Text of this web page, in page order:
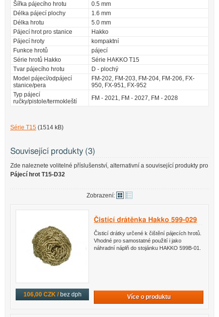
Šířka pájecího hrotu
0.5 mm
Délka pájecí plochy
1.6 mm
Délka hrotu
5.0 mm
Pájecí hrot pro stanice
Hakko
Pájecí hroty
kompaktní
Funkce hrotů
pájecí
Série hrotů Hakko
Série HAKKO T15
Tvar pájecího hrotu
D - plochý
Model pájecí/odpájecí
stanice/pera
FM-202, FM-203, FM-204, FM-206, FX-
950, FX-951, FX-952
Typ pájecí
ručky/pistole/termokleští
FM - 2021, FM - 2027, FM - 2028
Série T15 (1514 kB)
Související produkty (3)
Zde naleznete volitelné příslušenství, alternativní a související produkty pro
Pájecí hrot T15-D32
Zobrazení:
106,00 CZK /bez dph
Čistící drátěnka Hakko 599-029
Čisticí drátky určené k čištění pájecích hrotů.
Vhodné pro samostatné použití i jako
náhradní náplň do stojánku HAKKO 599B-01.
Více o produktu